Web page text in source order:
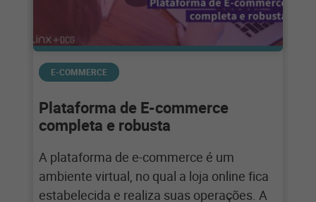
E-COMMERCE
Plataforma de E-commerce
completa e robusta
A plataforma de e-commerce é um
ambiente virtual, no qual a loja online fica
estabelecida e realiza suas operações. A